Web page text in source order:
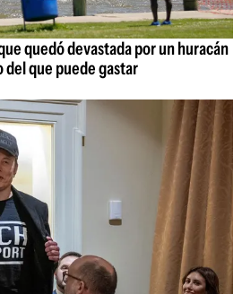
quedó devastada por un huracán
del que puede gastar